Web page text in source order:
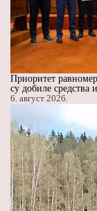
Приоритет
су добиле
6. август 2026.